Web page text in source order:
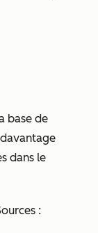
base de
dans le
: